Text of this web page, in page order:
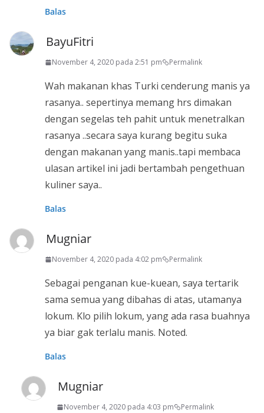
Balas
BayuFitri
November 4, 2020 pada 2:51 pm Permalink
Wah makanan khas Turki cenderung manis ya
rasanya.. sepertinya memang hrs dimakan
dengan segelas teh pahit untuk menetralkan
rasanya ..secara saya kurang begitu suka
dengan makanan yang manis..tapi membaca
ulasan artikel ini jadi bertambah pengethuan
kuliner saya..
Balas
Mugniar
November 4, 2020 pada 4:02 pm Permalink
Sebagai penganan kue-kuean, saya tertarik
sama semua yang dibahas di atas, utamanya
lokum. Klo pilih lokum, yang ada rasa buahnya
ya biar gak terlalu manis. Noted.
Balas
Mugniar
November 4, 2020 pada 4:03 pm Permalink